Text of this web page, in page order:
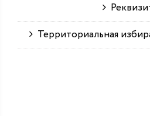
Территориальная